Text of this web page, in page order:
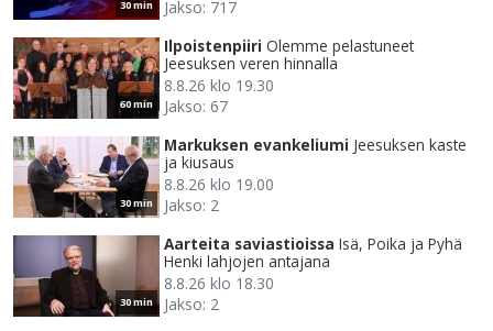
30 min
Jakso: 717
60 min
Ilpoistenpiiri Olemme pelastuneet
Jeesuksen veren hinnalla
8.8.26 klo 19.30
Jakso: 67
30 min
Markuksen evankeliumi Jeesuksen kaste
ja kiusaus
8.8.26 klo 19.00
Jakso: 2
30 min
Aarteita saviastioissa Isä, Poika ja Pyhä
Henki lahjojen antajana
8.8.26 klo 18.30
Jakso: 2